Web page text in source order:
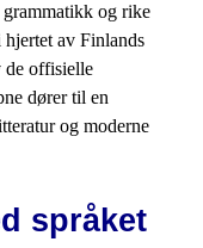
grammatikk og rike
hjertet av Finlands
de offisielle
dører til en
og moderne
språket